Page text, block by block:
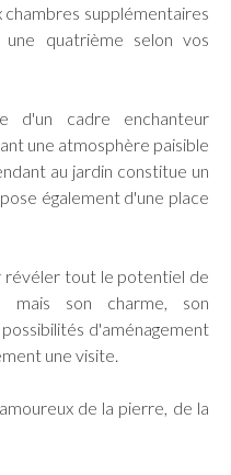
supplémentaires
quatrième selon vos
d'un cadre enchanteur
une atmosphère paisible
au jardin constitue un
également d'une place
révéler tout le potentiel de
mais son charme, son
d'aménagement
une visite.
de la pierre, de la